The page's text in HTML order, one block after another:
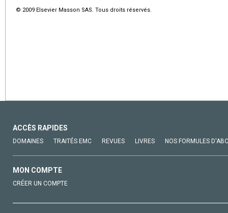
© 2009 Elsevier Masson SAS. Tous droits réservés.
ACCÈS RAPIDES
DOMAINES TRAITÉS EMC REVUES LIVRES NOS FORMULES
MON COMPTE
CRÉER UN COMPTE